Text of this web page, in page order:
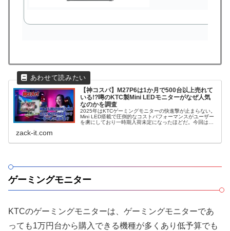
【神コスパ】M27P6は1か月で500台以上売れて
いる!?噂のKTC製Mini LEDモニターがなぜ人気
なのかを調査
2025年はKTCゲーミングモニターの快進撃が止まらない。
Mini LED搭載で圧倒的なコストパフォーマンスがユーザー
を虜にしており一時期入荷未定になったほどだ。今回はそ
り！
zack-it.com
ゲーミングモニター
KTCのゲーミングモニターは、ゲーミングモニターであ
っても1万円台から購入できる機種が多くあり低予算でも